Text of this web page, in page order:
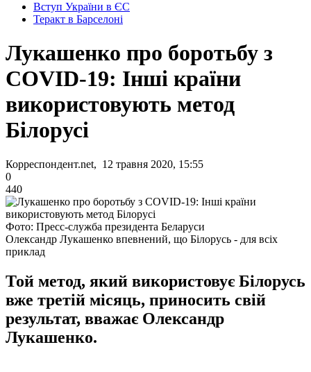
Вступ України в ЄС
Теракт в Барселоні
Лукашенко про боротьбу з
COVID-19: Інші країни
використовують метод
Білорусі
Корреспондент.net, 12 травня 2020, 15:55
0
440
Фото: Пресс-служба президента Беларуси
Олександр Лукашенко впевнений, що Білорусь - для всіх
приклад
Той метод, який використовує Білорусь
вже третій місяць, приносить свій
результат, вважає Олександр
Лукашенко.